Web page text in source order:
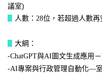
議室)
人數：28位，若超過人數
大綱：
-ChatGPT與AI圖文生成應用
-AI專案與行政管理自動化—